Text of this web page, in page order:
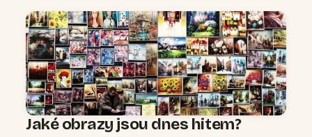
Jaké obrazy jsou dnes hitem?